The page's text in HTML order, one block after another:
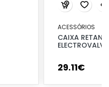
ACESSÓRIOS
CAIXA
29.11€